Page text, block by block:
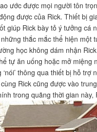
ước được mọi người tôn
được của Rick. Thiết bị
giúp Rick bày tỏ ý tưởng cá
thắc mắc thể hiện một
học không dám nhận
tự ăn uống hoặc mở miệng
thông qua thiết bị hỗ
Rick cũng được vào
trong quãng thời gian